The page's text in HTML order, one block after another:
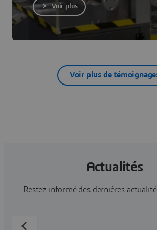
Voir plus
Voir plus de
Actualités
Restez informé des dernières